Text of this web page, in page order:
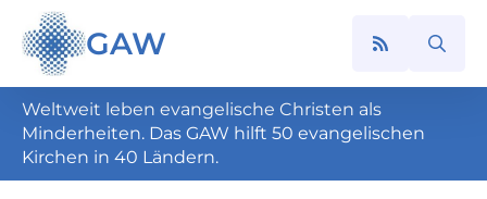
GAW
Search
Weltweit leben evangelische Christen als
Minderheiten. Das GAW hilft 50 evangelischen
Kirchen in 40 Ländern.